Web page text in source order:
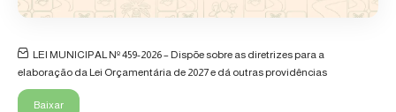
LEI MUNICIPAL Nº 459-2026 – Dispõe sobre as diretrizes para a
elaboração da Lei Orçamentária de 2027 e dá outras providências
Baixar